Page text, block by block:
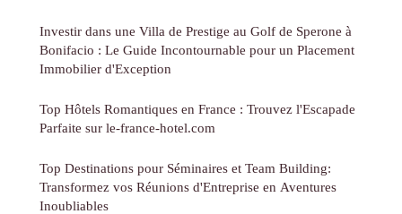
Investir dans une Villa de Prestige au Golf de Sperone à
Bonifacio : Le Guide Incontournable pour un Placement
Immobilier d'Exception
Top Hôtels Romantiques en France : Trouvez l'Escapade
Parfaite sur le-france-hotel.com
Top Destinations pour Séminaires et Team Building:
Transformez vos Réunions d'Entreprise en Aventures
Inoubliables